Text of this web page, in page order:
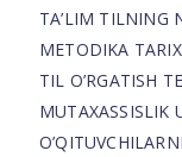
TA’LIM TILNING
METODIKA
TIL O’RGATISH
MUTAXASSISLIK